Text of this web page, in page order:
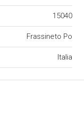
15040
Frassineto Po
Italia